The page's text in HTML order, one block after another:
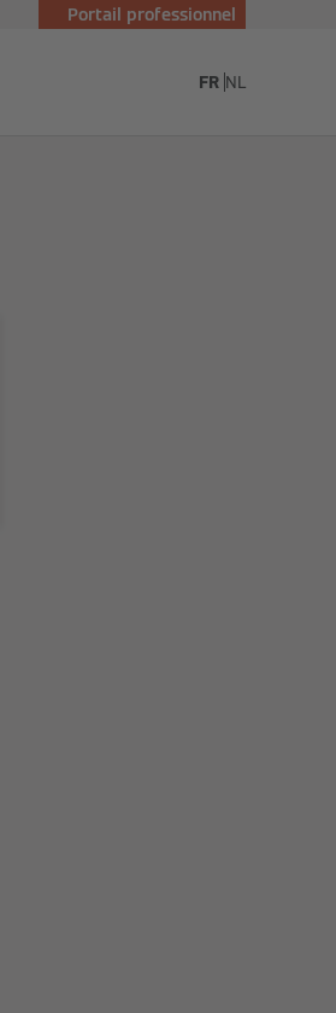
Portail professionnel
FR NL